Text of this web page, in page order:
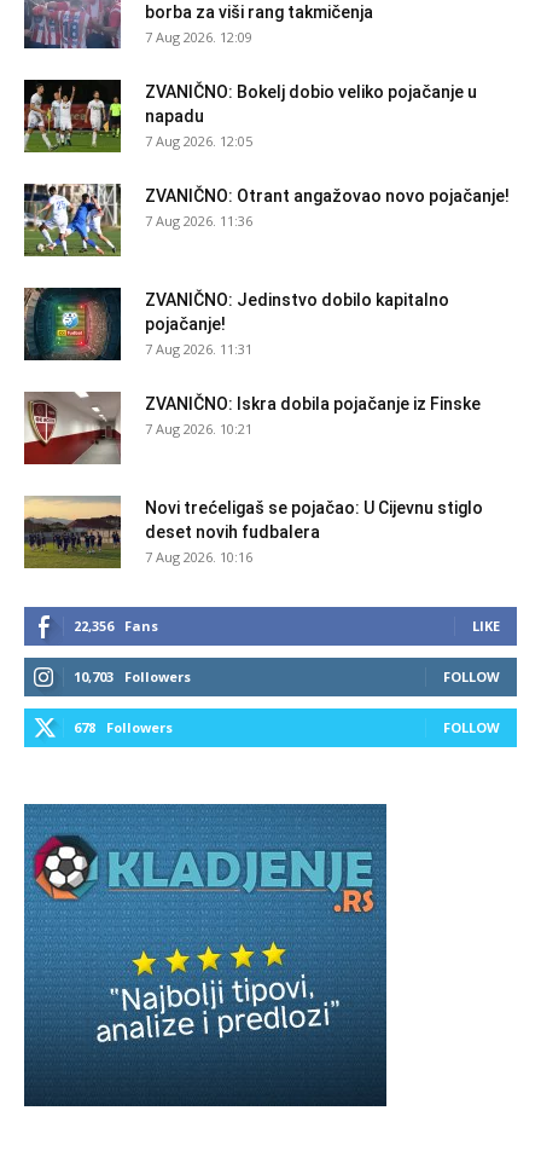
borba za viši rang takmičenja
7 Aug 2026. 12:09
ZVANIČNO: Bokelj dobio veliko pojačanje u
napadu
7 Aug 2026. 12:05
ZVANIČNO: Otrant angažovao novo pojačanje!
7 Aug 2026. 11:36
ZVANIČNO: Jedinstvo dobilo kapitalno
pojačanje!
7 Aug 2026. 11:31
ZVANIČNO: Iskra dobila pojačanje iz Finske
7 Aug 2026. 10:21
Novi trećeligaš se pojačao: U Cijevnu stiglo
deset novih fudbalera
7 Aug 2026. 10:16
22,356 Fans LIKE
10,703 Followers FOLLOW
678 Followers FOLLOW